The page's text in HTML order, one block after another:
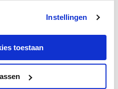
Instellingen
toestaan